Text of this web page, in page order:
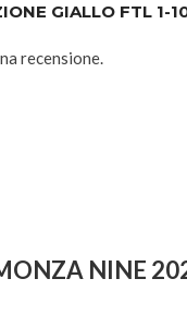
GIALLO FTL 1-
recensione.
NINE